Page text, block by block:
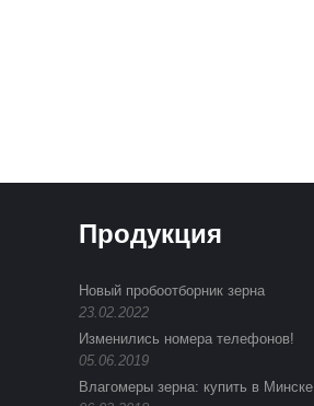
Продукция
Новый пробоотборник зерна
23.02.2022
Изменились номера телефонов!
05.06.2019
Влагомеры зерна: купить в Минске